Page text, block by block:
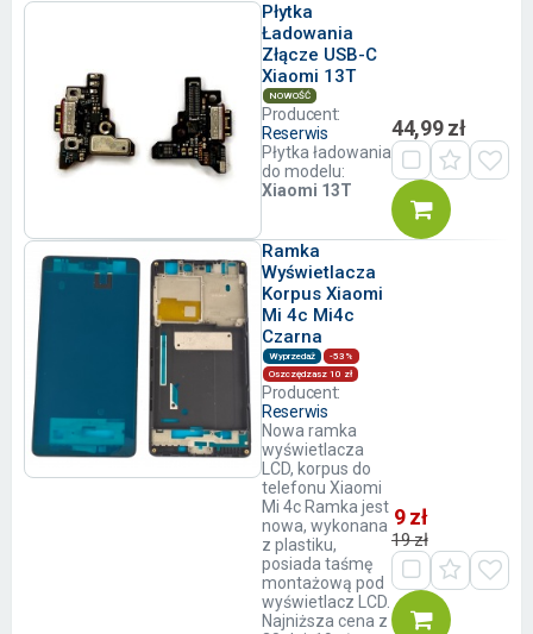
Płytka
Ładowania
Złącze USB-C
Xiaomi 13T
NOWOŚĆ
Producent:
Reserwis
Płytka ładowania
do modelu:
Xiaomi 13T
44,99 zł
Ramka
Wyświetlacza
Korpus Xiaomi
Mi 4c Mi4c
Czarna
Wyprzedaż
-53%
Oszczędzasz 10 zł
Producent:
Reserwis
Nowa ramka
wyświetlacza
LCD, korpus do
telefonu Xiaomi
Mi 4c Ramka jest
nowa, wykonana
z plastiku,
posiada taśmę
montażową pod
wyświetlacz LCD.
Najniższa cena z
9 zł
19 zł